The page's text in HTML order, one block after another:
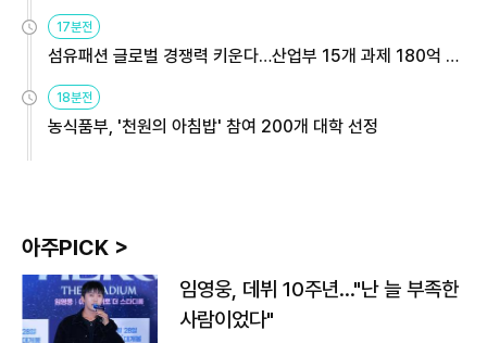
용해야
17분전
섬유패션 글로벌 경쟁력 키운다…산업부 15개 과제 180억 지
원
18분전
농식품부, '천원의 아침밥' 참여 200개 대학 선정
아주PICK >
임영웅, 데뷔 10주년…"난 늘 부족한
사람이었다"